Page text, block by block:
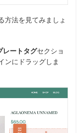
方法を見てみましょ
ートタグセクショ
ンにドラッグしま